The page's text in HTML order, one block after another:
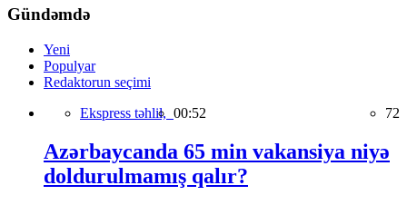
Gündəmdə
Yeni
Populyar
Redaktorun seçimi
Ekspress təhlil, 00:52 72
Azərbaycanda 65 min vakansiya niyə
doldurulmamış qalır?